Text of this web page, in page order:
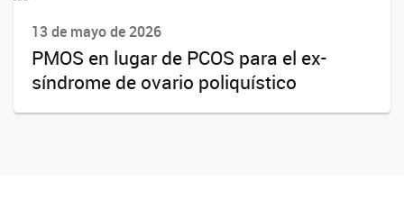
13 de mayo de 2026
PMOS en lugar de PCOS para el ex-
síndrome de ovario poliquístico